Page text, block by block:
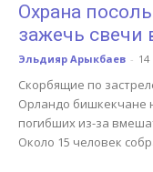
Охрана
зажечь свечи
Эльдияр Арыкбаев -
Скорбящие по
Орландо бишкекчане
погибших из-за
Около 15 человек